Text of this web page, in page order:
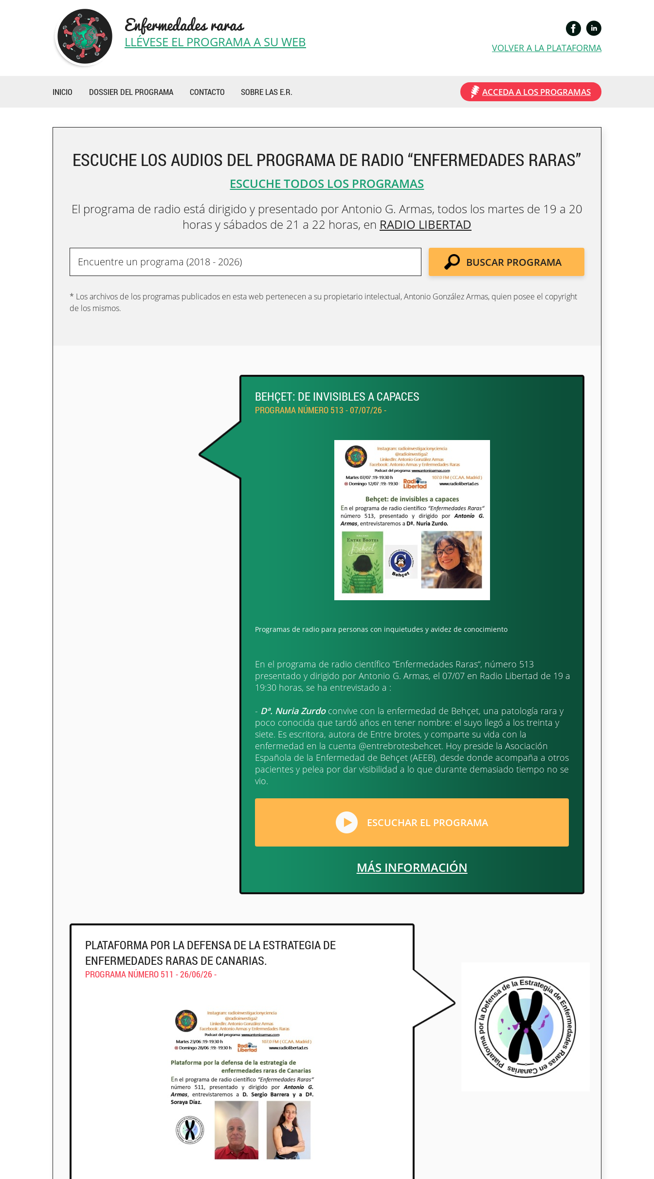
Enfermedades raras
LLÉVESE EL PROGRAMA A SU WEB VOLVER A LA PLATAFORMA
INICIO DOSSIER DEL PROGRAMA CONTACTO SOBRE LAS E.R. ACCEDA A LOS PROGRAMAS
ESCUCHE LOS AUDIOS DEL PROGRAMA DE RADIO “ENFERMEDADES RARAS”
ESCUCHE TODOS LOS PROGRAMAS
El programa de radio está dirigido y presentado por Antonio G. Armas, todos los martes de 19 a 20
horas y sábados de 21 a 22 horas, en RADIO LIBERTAD
BUSCAR PROGRAMA
* Los archivos de los programas publicados en esta web pertenecen a su propietario intelectual, Antonio González Armas, quien posee el copyright
de los mismos.
BEHÇET: DE INVISIBLES A CAPACES
PROGRAMA NÚMERO 513 - 07/07/26 -
Programas de radio para personas con inquietudes y avidez de conocimiento
En el programa de radio científico “Enfermedades Raras“, número 513
presentado y dirigido por Antonio G. Armas, el 07/07 en Radio Libertad de 19 a
19:30 horas, se ha entrevistado a :
- Dª. Nuria Zurdo convive con la enfermedad de Behçet, una patología rara y
poco conocida que tardó años en tener nombre: el suyo llegó a los treinta y
siete. Es escritora, autora de Entre brotes, y comparte su vida con la
enfermedad en la cuenta @entrebrotesbehcet. Hoy preside la Asociación
Española de la Enfermedad de Behçet (AEEB), desde donde acompaña a otros
pacientes y pelea por dar visibilidad a lo que durante demasiado tiempo no se
vio.
ESCUCHAR EL PROGRAMA
MÁS INFORMACIÓN
PLATAFORMA POR LA DEFENSA DE LA ESTRATEGIA DE
ENFERMEDADES RARAS DE CANARIAS.
PROGRAMA NÚMERO 511 - 26/06/26 -